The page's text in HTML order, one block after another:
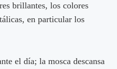
brillantes, los colores
en particular los
el día; la mosca descansa